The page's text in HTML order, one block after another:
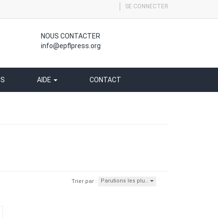
SE CONNECTER
NOUS CONTACTER
info@epflpress.org
AIDE CONTACT
Trier par : Parutions les plu…